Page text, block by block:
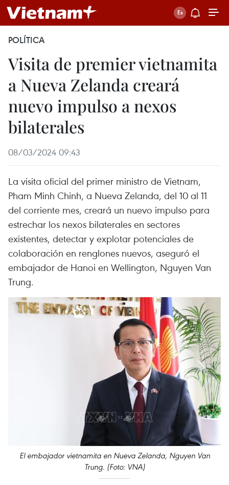
POLÍTICA
Visita de premier vietnamita
a Nueva Zelanda creará
nuevo impulso a nexos
bilaterales
08/03/2024 09:43
La visita oficial del primer ministro de Vietnam,
Pham Minh Chinh, a Nueva Zelanda, del 10 al 11
del corriente mes, creará un nuevo impulso para
estrechar los nexos bilaterales en sectores
existentes, detectar y explotar potenciales de
colaboración en renglones nuevos, aseguró el
embajador de Hanoi en Wellington, Nguyen Van
Trung.
El embajador vietnamita en Nueva Zelanda, Nguyen Van
Trung. (Foto: VNA)